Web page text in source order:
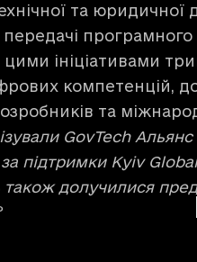
та юридичної
цими ініціативами
компетенцій,
та
GovTech
за підтримки Kyiv
також долучилися